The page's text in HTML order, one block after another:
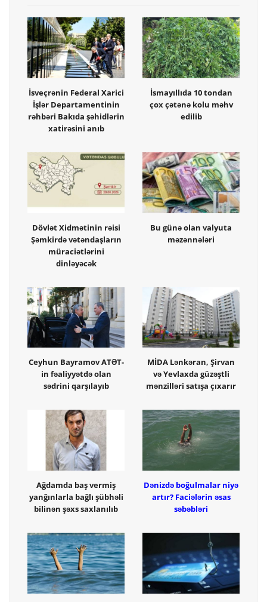
İsveçrənin Federal Xarici
İşlər Departamentinin
rəhbəri Bakıda şəhidlərin
xatirəsini anıb
İsmayıllıda 10 tondan
çox çətənə kolu məhv
edilib
Dövlət Xidmətinin rəisi
Şəmkirdə vətəndaşların
müraciətlərini
dinləyəcək
Bu günə olan valyuta
məzənnələri
Ceyhun Bayramov ATƏT-
in fəaliyyətdə olan
sədrini qarşılayıb
MİDA Lənkəran, Şirvan
və Yevlaxda güzəştli
mənzilləri satışa çıxarır
Ağdamda baş vermiş
yanğınlarla bağlı şübhəli
bilinən şəxs saxlanılıb
Dənizdə boğulmalar niyə
artır? Faciələrin əsas
səbəbləri